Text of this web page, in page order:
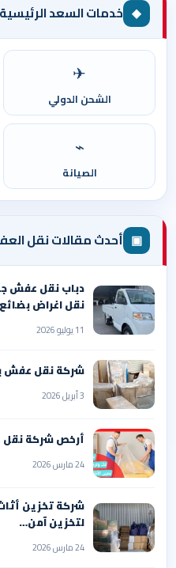
◆ خدمات السعد الرئيسية
✈
الشحن الدولي
⌁
الصيانة
▣ أحدث مقالات نقل
نقل اغراض
11 يوليو 2026
شركة نقل عفش
3 أبريل 2026
أرخص شركة
24 مارس 2026
شركة تخزين
لتخزين آمن…
24 مارس 2026